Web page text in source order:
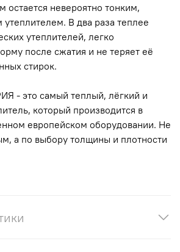
остается невероятно тонким,
В два раза теплее
утеплителей, легко
после сжатия и не теряет её
стирок.
- это самый теплый, лёгкий и
который производится в
европейском оборудовании. Не
а по выбору толщины и плотности